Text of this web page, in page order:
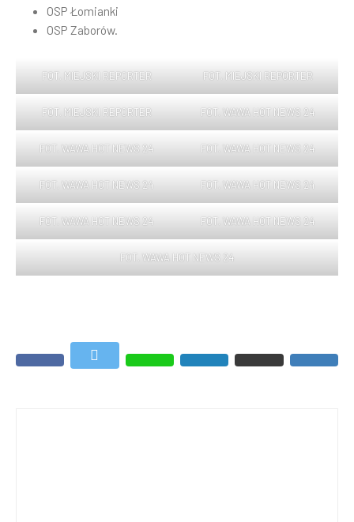
OSP Łomianki
OSP Zaborów.
FOT. MIEJSKI REPORTER FOT. MIEJSKI REPORTER
FOT. MIEJSKI REPORTER FOT. WAWA HOT NEWS 24
FOT. WAWA HOT NEWS 24 FOT. WAWA HOT NEWS 24
FOT. WAWA HOT NEWS 24 FOT. WAWA HOT NEWS 24
FOT. WAWA HOT NEWS 24 FOT. WAWA HOT NEWS 24
FOT. WAWA HOT NEWS 24